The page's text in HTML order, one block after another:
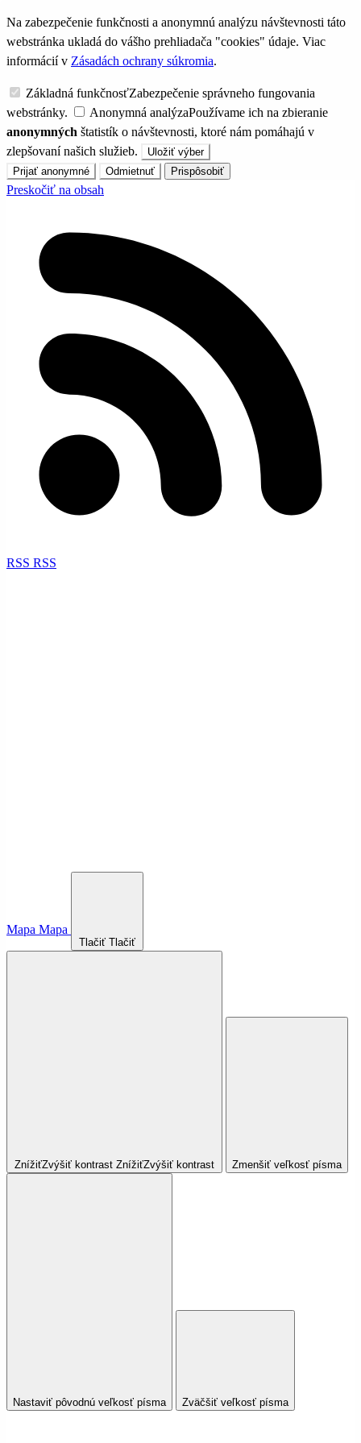
Na zabezpečenie funkčnosti a anonymnú analýzu návštevnosti táto
webstránka ukladá do vášho prehliadača "cookies" údaje. Viac
informácií v Zásadách ochrany súkromia.
Základná funkčnosťZabezpečenie správneho fungovania
webstránky.
Anonymná analýzaPoužívame ich na zbieranie
anonymných štatistík o návštevnosti, ktoré nám pomáhajú v
zlepšovaní našich služieb.
Uložiť výber
Prijať anonymné
Odmietnuť Prispôsobiť
Preskočiť na obsah
RSS RSS
Mapa Mapa
Tlačiť Tlačiť
ZnížiťZvýšiť kontrast ZnížiťZvýšiť kontrast Zmenšiť veľkosť písma
Nastaviť pôvodnú veľkosť písma Zväčšiť veľkosť písma